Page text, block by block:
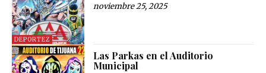
DEPORTEZ
noviembre 25, 2025
Las Parkas en el Auditorio
Municipal